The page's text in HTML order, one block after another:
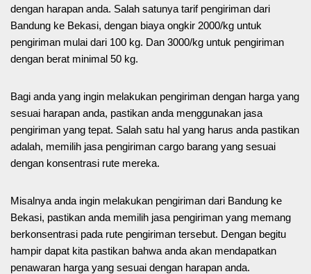
dengan harapan anda. Salah satunya tarif pengiriman dari
Bandung ke Bekasi, dengan biaya ongkir 2000/kg untuk
pengiriman mulai dari 100 kg. Dan 3000/kg untuk pengiriman
dengan berat minimal 50 kg.
Bagi anda yang ingin melakukan pengiriman dengan harga yang
sesuai harapan anda, pastikan anda menggunakan jasa
pengiriman yang tepat. Salah satu hal yang harus anda pastikan
adalah, memilih jasa pengiriman cargo barang yang sesuai
dengan konsentrasi rute mereka.
Misalnya anda ingin melakukan pengiriman dari Bandung ke
Bekasi, pastikan anda memilih jasa pengiriman yang memang
berkonsentrasi pada rute pengiriman tersebut. Dengan begitu
hampir dapat kita pastikan bahwa anda akan mendapatkan
penawaran harga yang sesuai dengan harapan anda.